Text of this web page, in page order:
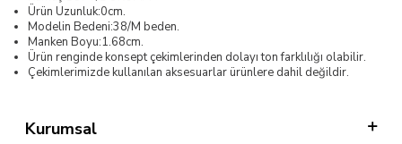
Ürün Uzunluk:0cm.
Modelin Bedeni:38/M beden.
Manken Boyu:1.68cm.
Ürün renginde konsept çekimlerinden dolayı ton farklılığı olabilir.
Çekimlerimizde kullanılan aksesuarlar ürünlere dahil değildir.
Kurumsal